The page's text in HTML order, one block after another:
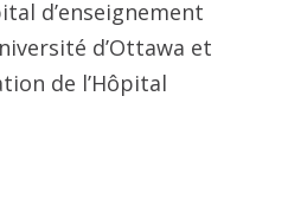
d’enseignement
d’Ottawa et
de l’Hôpital